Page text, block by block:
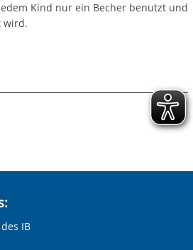
Kind nur ein Becher benutzt und
wird.
IB